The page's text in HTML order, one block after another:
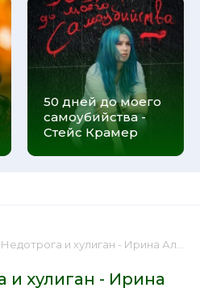
50 дней до моего
самоубийства -
Стейс Крамер
и хулиган - Ирина Алексеевна Молчанова 📕 - Книга онлайн бесплатно
и хулиган - Ирина